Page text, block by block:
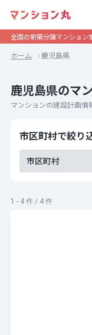
全国の新築分譲マンション
ホーム 鹿児島県
鹿児島県のマ
マンションの建設計画情
市区町村で絞り
市区町村
1 - 4 件 / 4 件